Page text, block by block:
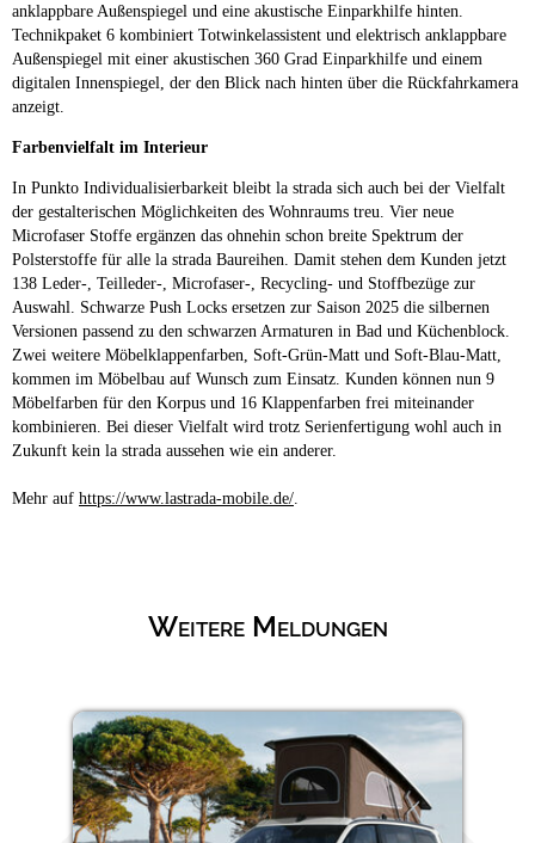
anklappbare Außenspiegel und eine akustische Einparkhilfe hinten.
Technikpaket 6 kombiniert Totwinkelassistent und elektrisch anklappbare
Außenspiegel mit einer akustischen 360 Grad Einparkhilfe und einem
digitalen Innenspiegel, der den Blick nach hinten über die Rückfahrkamera
anzeigt.
Farbenvielfalt im Interieur
In Punkto Individualisierbarkeit bleibt la strada sich auch bei der Vielfalt
der gestalterischen Möglichkeiten des Wohnraums treu. Vier neue
Microfaser Stoffe ergänzen das ohnehin schon breite Spektrum der
Polsterstoffe für alle la strada Baureihen. Damit stehen dem Kunden jetzt
138 Leder-, Teilleder-, Microfaser-, Recycling- und Stoffbezüge zur
Auswahl. Schwarze Push Locks ersetzen zur Saison 2025 die silbernen
Versionen passend zu den schwarzen Armaturen in Bad und Küchenblock.
Zwei weitere Möbelklappenfarben, Soft-Grün-Matt und Soft-Blau-Matt,
kommen im Möbelbau auf Wunsch zum Einsatz. Kunden können nun 9
Möbelfarben für den Korpus und 16 Klappenfarben frei miteinander
kombinieren. Bei dieser Vielfalt wird trotz Serienfertigung wohl auch in
Zukunft kein la strada aussehen wie ein anderer.
Mehr auf https://www.lastrada-mobile.de/
Weitere Meldungen